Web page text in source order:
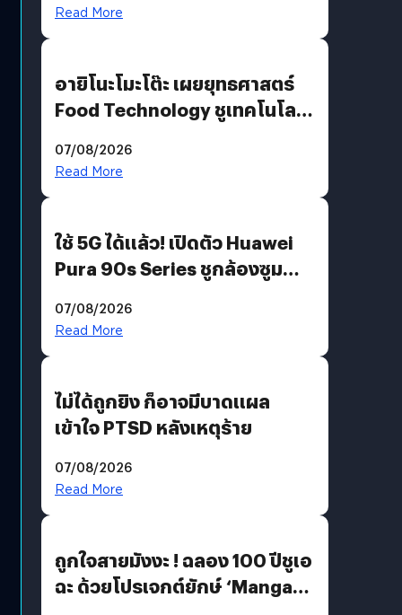
Read More
อายิโนะโมะโต๊ะ เผยยุทธศาสตร์
Food Technology ชูเทคโนโลยี
บริโภคและ B2B
07/08/2026
Read More
ใช้ 5G ได้แล้ว! เปิดตัว Huawei
Pura 90s Series ชูกล้องซูม
07/08/2026
Read More
ไม่ได้ถูกยิง ก็อาจมีบาดแผล
เข้าใจ PTSD หลังเหตุร้าย
07/08/2026
Read More
ถูกใจสายมังงะ ! ฉลอง 100 ปีชูเอ
ฉะ ด้วยโปรเจกต์ยักษ์ ‘Manga